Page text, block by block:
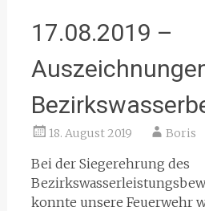
17.08.2019 –
18. August 2019 Boris
Bei der Siegerehrung des
konnte unsere Feuerwehr